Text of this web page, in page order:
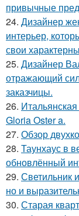
привычные
24. Дизайнер
интерьер,
свои
25. Дизайнер
отражающий
заказчицы.
26.
Gloria Oster a.
27. Обзор
28. Таунхаус в
обновлённый
29. Светильник
но и
30. Старая